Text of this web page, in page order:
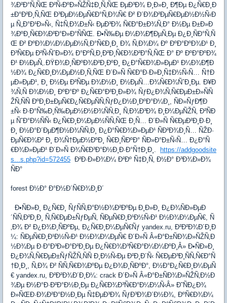
¾Ð²Ð°Ñ‚ÑŒ Ð²Ñ‹ÐºÐ»ÑŽÑ‡Ð¸Ñ‚ÑŒ ÐµÐ³Ð¾ Ð¸Ð»Ð¸ Ð¶Ðµ Ð¿Ñ€Ð¸Ð
±Ð°Ð²Ð¸Ñ‚ÑŒ Ð³ÐµÐ½ÐµÑ€Ð°Ñ‚Ð¾Ñ€ Ð² Ð´Ð¾Ð²ÐµÑ€ÐµÐ½Ð½Ñ‹Ð
µ Ñ„Ð°Ð¹Ð»Ñ‹, Ñ‡Ñ‚Ð¾Ð±Ñ‹ ÐµÐ³Ð¾ Ñ€Ð°Ð±Ð¾Ñ‚Ð° Ð½Ðµ Ð±Ð»Ð
¾ÐºÐ¸Ñ€Ð¾Ð²Ð°Ð»Ð°ÑÑŒ. Ð•Ñ‰Ðµ Ð¼Ð¾Ð¶ÐµÑ‚Ðµ Ð¿Ð¸ÑÐ°Ñ‚Ñ
Œ Ð² ÐºÐ¾Ð¼Ð¼ÐµÐ½Ñ‚Ð°Ñ€Ð¸Ð¸ Ð¾ Ñ‚Ð¾Ð¼ Ðº ÐºÐ°ÐºÐ¾Ð¹ Ð¸
Ð³Ñ€Ðµ Ð²Ñ‹ÑˆÐ»Ð¾ Ð°ÐºÑ‚Ð¸Ð²Ð¸Ñ€Ð¾Ð²Ð°Ñ‚ÑŒ Ð° Ðº ÐºÐ°ÐºÐ¾
Ð¹ Ð½ÐµÑ‚.ÐŸÐ¾Ð¸ÑÐºÐ¾Ð²Ð¸ÐºÐ¸ Ð¿Ð°Ñ€Ð¾Ð»ÐµÐ¹ Ð¼Ð¾Ð¶Ð
½Ð¾ Ð¿Ñ€Ð¸Ð¼ÐµÐ½Ð¸Ñ‚ÑŒ Ð´Ð»Ñ Ñ€Ð°Ð·Ð»Ð¸Ñ‡Ð½Ñ‹Ñ… Ñ†Ð
µÐ»ÐµÐ¹, Ð¸ Ð½Ðµ Ð²ÑÐµ Ð¾Ð½Ð¸ Ð½ÐµÑ…Ð¾Ñ€Ð¾ÑˆÐ¸Ðµ. Ð¥Ð
¾Ñ‚Ñ Ð¾Ð½Ð¸ ÐºÐ°Ðº Ð¿Ñ€Ð°Ð²Ð¸Ð»Ð¾ ÑƒÐ¿Ð¾Ñ‚Ñ€ÐµÐ±Ð»ÑÑ
ŽÑ‚ÑÑ ÐºÐ¸Ð±ÐµÑ€Ð¿Ñ€ÐµÑÑ‚ÑƒÐ¿Ð½Ð¸ÐºÐ°Ð¼Ð¸, ÑÐ»ÑƒÐ¶Ð
±Ñ‹ Ð·Ð°Ñ‰Ð¸Ñ‰ÐµÐ½Ð½Ð¾ÑÑ‚Ð¸ Ñ‚Ð¾Ð³Ð¾ Ð¸Ð¼ÐµÑŽÑ‚ Ð²ÑÐ
µ ÑˆÐ°Ð½ÑÑ‹ Ð¿Ñ€Ð¸Ð¼ÐµÐ½ÑÑ‚ÑŒ Ð¸Ñ… Ð´Ð»Ñ Ñ€ÐµÐ²Ð¸Ð·Ð¸
Ð¸ Ð½Ð°Ð´ÐµÐ¶Ð½Ð¾ÑÑ‚Ð¸ Ð¿Ð°Ñ€Ð¾Ð»ÐµÐ¹ ÑÐ²Ð¾Ð¸Ñ… ÑŽÐ·
ÐµÑ€Ð¾Ð² Ð¸ Ð¾Ñ†ÐµÐ½ÐºÐ¸ Ñ€Ð¸ÑÐºÐ° ÑÐ»Ð°Ð±Ñ‹Ñ… Ð¿Ð°Ñ
€Ð¾Ð»ÐµÐ¹ Ð´Ð»Ñ Ð¾Ñ€Ð³Ð°Ð½Ð¸Ð·Ð°Ñ†Ð¸Ð¸.
https://addgoodsite
s...s.php?id=572455 Ð²Ð·Ð»Ð¾Ð¼ Ð²Ðº Ñ‡Ð¸Ñ‚ Ð½Ð° Ð³Ð¾Ð»Ð¾
ÑÐ°
forest Ð½Ð° Ð°Ð½Ð´Ñ€Ð¾Ð¸Ð´
Ð•ÑÐ»Ð¸ Ð¿Ñ€Ð¸ ÑƒÑÑ‚Ð°Ð½Ð¾Ð²ÐºÐµ Ð¸Ð»Ð¸ Ð¿Ð¾ÑÐ»ÐµÐ
´ÑÑ‚Ð²Ð¸Ð¸ Ñ‚Ñ€ÐµÐ±ÑƒÐµÑ‚ ÑÐµÑ€Ð¸Ð¹Ð½Ñ‹Ð¹ Ð½Ð¾Ð¼ÐµÑ€, Ñ
‚Ð¾ Ð² Ð¿Ð¾Ð¸ÑÐºÐµ, Ð¿Ñ€Ð¸Ð¼ÐµÑ€Ñƒ yandex.ru, Ð²Ð²Ð¾Ð´Ð¸Ð
¼: ÑÐµÑ€Ð¸Ð¹Ð½Ñ‹Ð¹ Ð½Ð¾Ð¼ÐµÑ€ Ð´Ð»Ñ Â«Ð°Ð±ÑÐ¾Ð»ÑŽÑ‚Ð
½Ð¾Ðµ Ð·Ð°Ð³Ð»Ð°Ð²Ð¸Ðµ Ð¿Ñ€Ð¾Ð³Ñ€Ð°Ð¼Ð¼ÐºÐ¸Â» Ð•ÑÐ»Ð¸
Ð¿Ð¾Ñ‚Ñ€ÐµÐ±ÑƒÑŽÑ‚ÑÑ Ð¸Ð½Ñ‹Ðµ Ð²Ð¸Ð´Ñ‹ Ñ€ÐµÐ³Ð¸ÑÑ‚Ñ€Ð°Ñ
†Ð¸Ð¸, Ñ‚Ð¾ Ð² ÑÑ‚Ñ€Ð¾ÐºÐµ Ð¿Ð¾Ð¸ÑÐºÐ°, Ð½Ð°Ð¿Ñ€Ð¸Ð¼ÐµÑ
€ yandex.ru, Ð²Ð²Ð¾Ð´Ð¸Ð¼: crack Ð´Ð»Ñ Â«Ð°Ð±ÑÐ¾Ð»ÑŽÑ‚Ð½Ð
¾Ðµ Ð½Ð°Ð·Ð²Ð°Ð½Ð¸Ðµ Ð¿Ñ€Ð¾Ð³Ñ€Ð°Ð¼Ð¼Ñ‹Â» Ð˜ÑÐ¿Ð¾
Ð»ÑŒÐ·Ð¾Ð²Ð°Ð½Ð¸Ðµ Ñ‡ÐµÐ³Ð¾ ÑƒÐ³Ð¾Ð´Ð½Ð¾, ÐºÑ€Ð¾Ð¼